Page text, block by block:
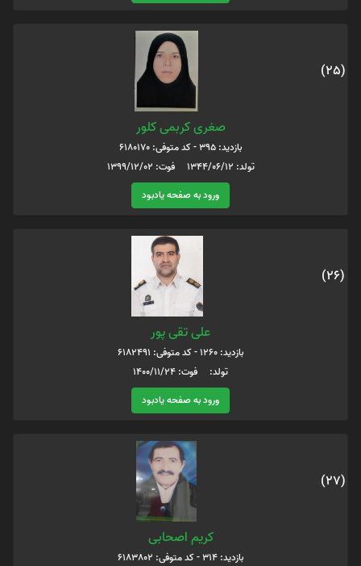
(25)
صغری کربمی کلور
بازدید: 395 - کد متوفی: 6180170
تولد: 1344/06/12 فوت: 1399/12/02
ورود به صفحه یادبود
(26)
علی تقی پور
بازدید: 1260 - کد متوفی: 6182491
تولد: فوت: 1400/11/24
ورود به صفحه یادبود
(27)
کریم اصحابی
بازدید: 314 - کد متوفی: 6183802